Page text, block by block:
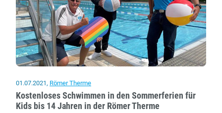
01.07.2021, Römer Therme
Kostenloses Schwimmen in den Sommerferien für
Kids bis 14 Jahren in der Römer Therme